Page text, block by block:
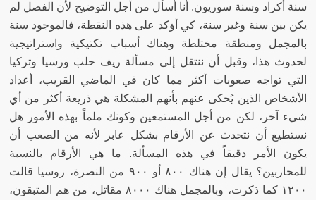
سنة أكراد وسنة سوريون. أنا أسأل من أجل التوضيح لأن الفصل لم
يكن بين سنة وغير سنة، كي أؤكد على هذه النقطة، فالموجود سنة
بالمجمل ومنطقة مختلطة وهناك أسباب تكتيكية واستراتيجية
لحدوث هذا، وقبل أن ننتقل إلى مسألة ريف حلب ورسيا وتركيا
التي تواجه صعوبات أكثر مما كان في الماضي القريب، أعداد
الأشخاص الذين يُحكى عنهم بأنهم المشكلة هي ذريعة أكثر من أي
شيء آخر، لكن من أجل المستمعين وكونك ملماً بهذه الأمور هل
نستطيع أن نتحدث عن الأرقام بشكل عابر لأنه من الصعب أن
يكون الأمر دقيقاً في هذه المسألة. ما هي الأرقام بالنسبة
للمحاربين؟ يقال إن هناك ٨٠٠ أو ٩٠٠ من النصرة، روسيا قالت
١٢٠٠ كما ذكرت، وبالمجمل هناك ٨٠٠٠ مقاتل، من هم المتبقون،